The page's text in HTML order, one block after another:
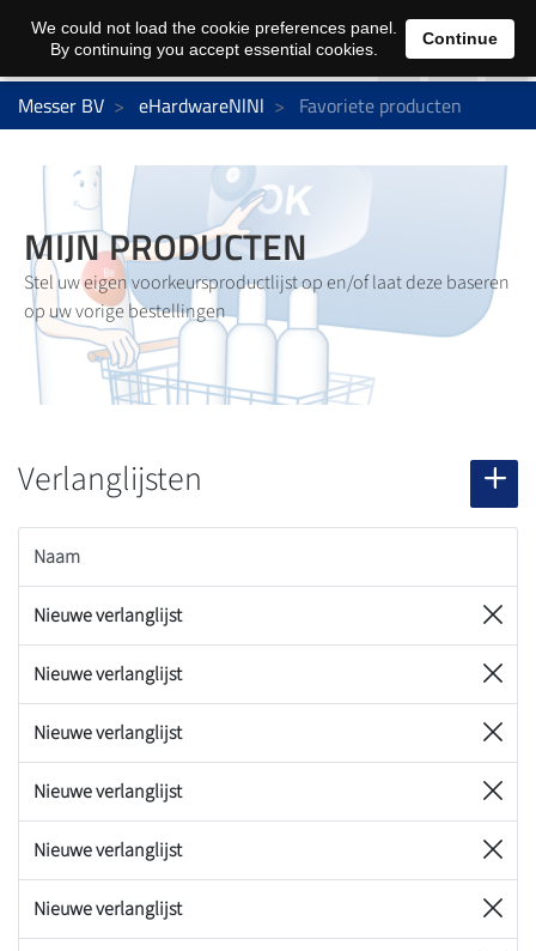
0
Messer BV eHardwareNlNl Favoriete producten
MIJN PRODUCTEN
Stel uw eigen voorkeursproductlijst op en/of laat deze baseren
op uw vorige bestellingen
Verlanglijsten
Naam
Nieuwe verlanglijst
Nieuwe verlanglijst
Nieuwe verlanglijst
Nieuwe verlanglijst
Nieuwe verlanglijst
Nieuwe verlanglijst
We could not load the cookie preferences panel.
By continuing you accept essential cookies.
Continue